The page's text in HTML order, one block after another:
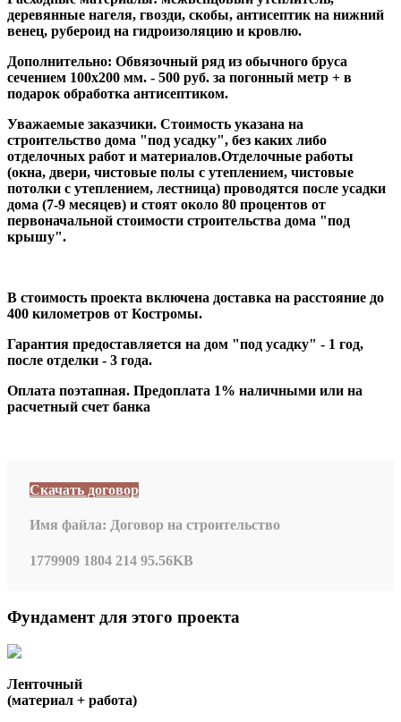
деревянные нагеля, гвозди, скобы, антисептик на нижний
венец, рубероид на гидроизоляцию и кровлю.
Дополнительно: Обвязочный ряд из обычного бруса
сечением 100х200 мм. - 500 руб. за погонный метр + в
подарок обработка антисептиком.
Уважаемые заказчики. Стоимость указана на
строительство дома "под усадку", без каких либо
отделочных работ и материалов.Отделочные работы
(окна, двери, чистовые полы с утеплением, чистовые
потолки с утеплением, лестница) проводятся после усадки
дома (7-9 месяцев) и стоят около 80 процентов от
первоначальной стоимости строительства дома "под
крышу".
В стоимость проекта включена доставка на расстояние до
400 километров от Костромы.
Гарантия предоставляется на дом "под усадку" - 1 год,
после отделки - 3 года.
Оплата поэтапная. Предоплата 1% наличными или на
расчетный счет банка
Скачать договор
Имя файла: Договор на строительство
1779909 1804 214 95.56KB
Фундамент для этого проекта
Ленточный
(материал + работа)